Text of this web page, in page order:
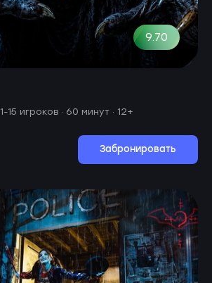
9.70
1-15 игроков · 60 минут · 12+
Забронировать